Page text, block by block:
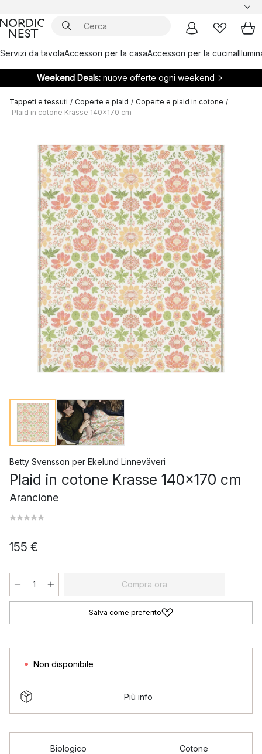
Servizi da tavolaAccessori per la casaAccessori per la cucina
Weekend Deals: nuove offerte ogni weekend
Tappeti e tessuti / Coperte e plaid / Coperte e plaid in cotone /
Plaid in cotone Krasse 140x170 cm
Betty Svensson per Ekelund Linneväveri
Plaid in cotone Krasse 140x170 cm
Arancione
155 €
Compra ora
Salva come preferito
Non disponibile
Più info
Biologico Cotone